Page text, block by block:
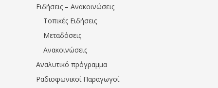
Ειδήσεις – Ανακοινώσεις
Τοπικές Ειδήσεις
Μεταδόσεις
Ανακοινώσεις
Αναλυτικό πρόγραμμα
Ραδιοφωνικοί Παραγωγοί